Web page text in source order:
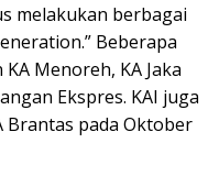
melakukan berbagai
Beberapa
Menoreh, KA Jaka
Ekspres. KAI juga
Brantas pada Oktober